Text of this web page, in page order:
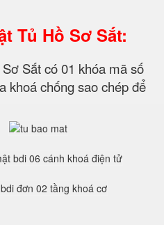
Tủ Hồ Sơ Sắt:
Sắt có 01 khóa mã số
khoá chống sao chép để